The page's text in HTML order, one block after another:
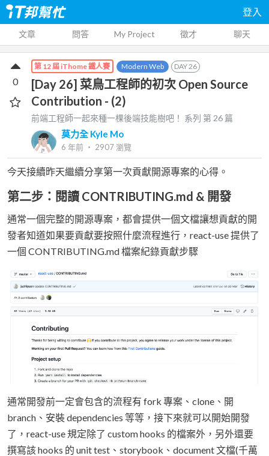
登入
文章 問答 My Project 徵才 聊天
第 12 屆 iThome 鐵人賽 Modern Web DAY26
[Day 26] 菜鳥工程師的初次 Open Source
Contribution - (2)
前端工程師一起來種一棵後端技能樹吧！ 系列 第26 篇
莫力全 Kyle Mo
6 年前 ‧ 2907瀏覽
0
今天接續昨天繼續分享第一次貢獻開源專案的心得。
第二步：閱讀 CONTRIBUTING.md & 開發
通常一個完整的開源專案，都會提供一個文檔讓想貢獻的開
發者知道如果要貢獻要按照什麼流程進行，react-use 提供了
一個 CONTRIBUTING.md 檔案紀錄貢獻步驟
通常開發前一定會包含的流程有 fork 專案、clone、開
branch、安裝 dependencies 等等，接下來就可以開始開發
了，react-use 規定除了 custom hooks 的檔案外，另外還要
撰寫該 hooks 的 unit test、storybook、document 文檔(千萬